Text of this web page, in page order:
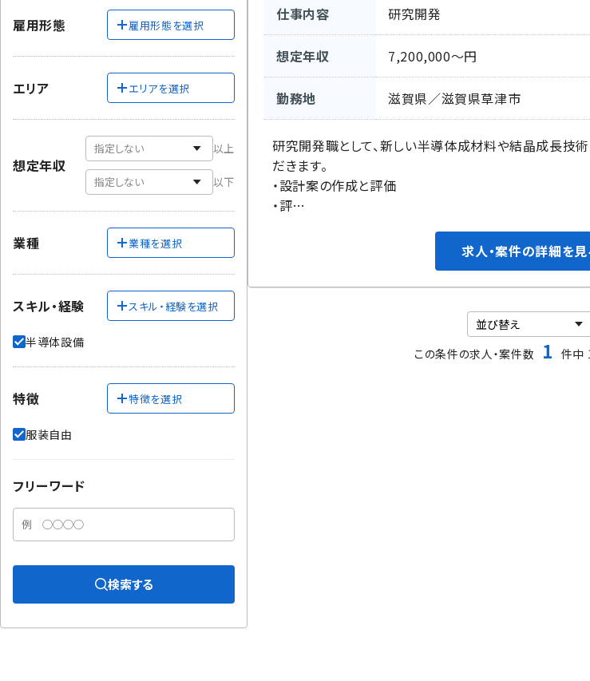
仕事内容 研究開発
想定年収 7,200,000〜円
勤務地 滋賀県／滋賀県草津市
研究開発職として、新しい半導体成材料や結晶成長技
だきます。
・設計案の作成と評価
・評…
求人・案件の詳細を見
この条件の求人・案件数 1 件中
雇用形態 雇用形態を選択
エリア エリアを選択
想定年収
以上
以下
業種 業種を選択
スキル・経験 スキル・経験を選択
半導体設備
特徴 特徴を選択
服装自由
フリーワード
検索する